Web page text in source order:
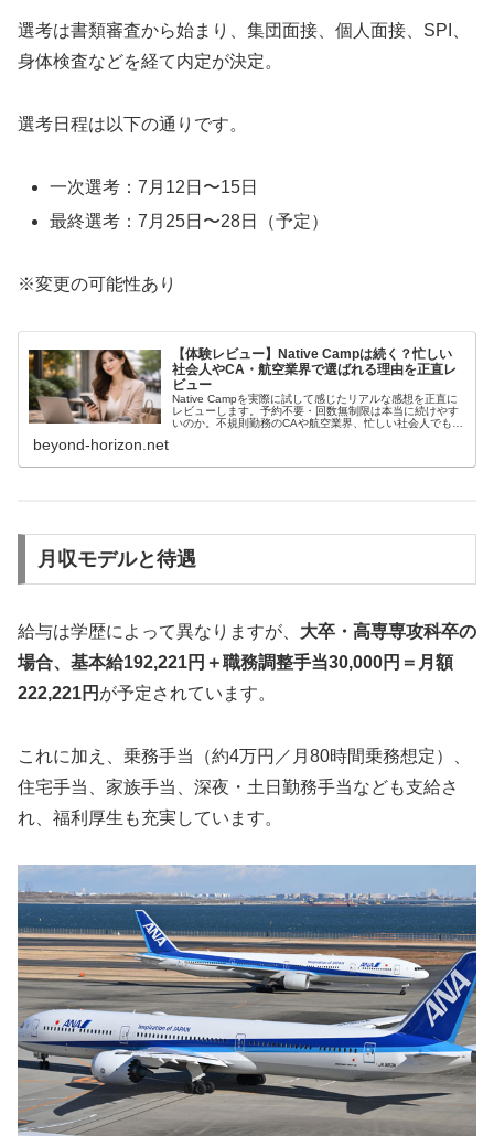
選考は書類審査から始まり、集団面接、個人面接、SPI、
身体検査などを経て内定が決定。
選考日程は以下の通りです。
一次選考：7月12日〜15日
最終選考：7月25日〜28日（予定）
※変更の可能性あり
【体験レビュー】Native Campは続く？忙しい
社会人やCA・航空業界で選ばれる理由を正直レ
ビュー
Native Campを実際に試して感じたリアルな感想を正直に
レビューします。予約不要・回数無制限は本当に続けやす
いのか。不規則勤務のCAや航空業界、忙しい社会人でも無
beyond-horizon.net
月収モデルと待遇
給与は学歴によって異なりますが、 大卒・高専専攻科卒の
場合、基本給192,221円＋職務調整手当30,000円＝月額
222,221円 が予定されています。
これに加え、乗務手当（約4万円／月80時間乗務想定）、
住宅手当、家族手当、深夜・土日勤務手当なども支給さ
れ、福利厚生も充実しています。